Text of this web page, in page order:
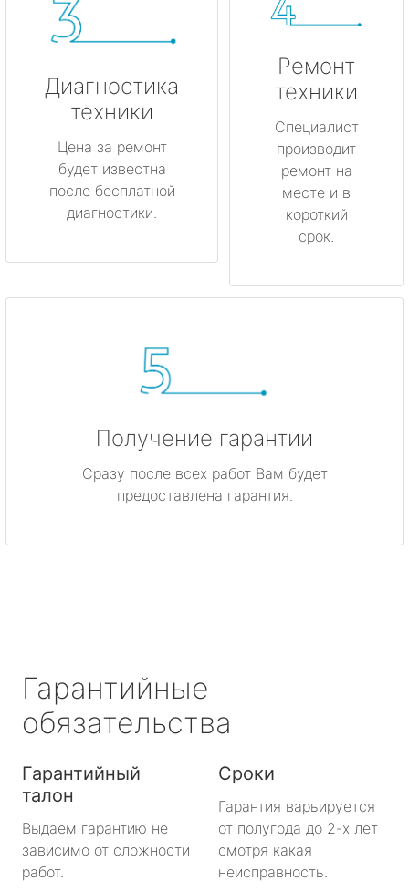
Диагностика
техники
Цена за ремонт
будет известна
после бесплатной
диагностики.
Ремонт
техники
Специалист
производит
ремонт на
месте и в
короткий
срок.
Получение гарантии
Сразу после всех работ Вам будет
предоставлена гарантия.
Гарантийные
обязательства
Гарантийный
талон
Выдаем гарантию не
зависимо от сложности
работ.
Сроки
Гарантия варьируется
от полугода до 2-х лет
смотря какая
неисправность.